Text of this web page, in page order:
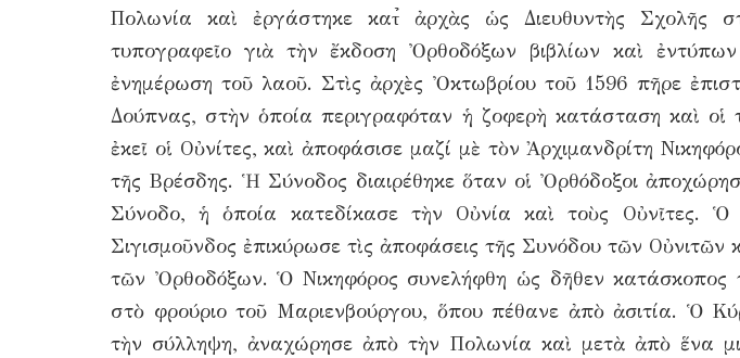
Πολωνία καὶ ἐργάστηκε κατ̉ ἀρχὰς ὡς Διευθυντὴς Σχολῆς
τυπογραφεῖο γιὰ τὴν ἔκδοση Ὀρθοδόξων βιβλίων καὶ
ἐνημέρωση τοῦ λαοῦ. Στὶς ἀρχὲς Ὀκτωβρίου τοῦ 1596 πῆρε
Δούπνας, στὴν ὁποία περιγραφόταν ἡ ζοφερὴ κατάσταση καὶ οἱ
ἐκεῖ οἱ Οὐνίτες, καὶ ἀποφάσισε μαζί μὲ τὸν Ἀρχιμανδρίτη
τῆς Βρέσδης. Ἡ Σύνοδος διαιρέθηκε ὅταν οἱ Ὀρθόδοξοι
Σύνοδο, ἡ ὁποία κατεδίκασε τὴν Οὐνία καὶ τοὺς Οὐνῖτες. Ὁ
Σιγισμοῦνδος ἐπικύρωσε τὶς ἀποφάσεις τῆς Συνόδου τῶν Οὐνιτῶν
τῶν Ὀρθοδόξων. Ὁ Νικηφόρος συνελήφθη ὡς δῆθεν κατάσκοπος
στὸ φρούριο τοῦ Μαριενβούργου, ὅπου πέθανε ἀπὸ ἀσιτία. Ὁ
τὴν σύλληψη, ἀναχώρησε ἀπὸ τὴν Πολωνία καὶ μετὰ ἀπὸ ἕνα